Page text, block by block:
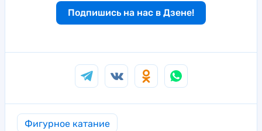
Подпишись на нас в Дзене!
Фигурное катание